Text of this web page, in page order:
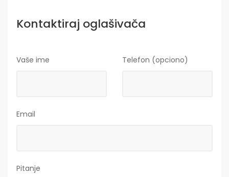
Kontaktiraj oglašivača
Vaše ime Telefon (opciono)
Email
Pitanje